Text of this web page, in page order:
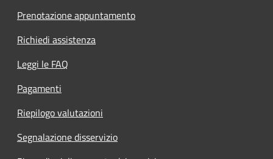
Prenotazione appuntamento
Richiedi assistenza
Leggi le FAQ
Pagamenti
Riepilogo valutazioni
Segnalazione disservizio